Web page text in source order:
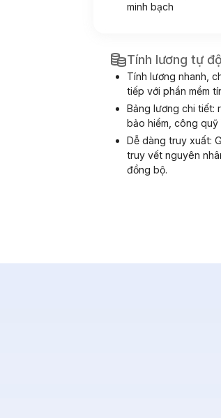
minh bạch
Tính lương tự
Tính lương nhanh,
tiếp với phần mềm
Bảng lương chi tiết:
bảo hiểm, công
Dễ dàng truy xuất:
truy vết nguyên
đồng bộ.